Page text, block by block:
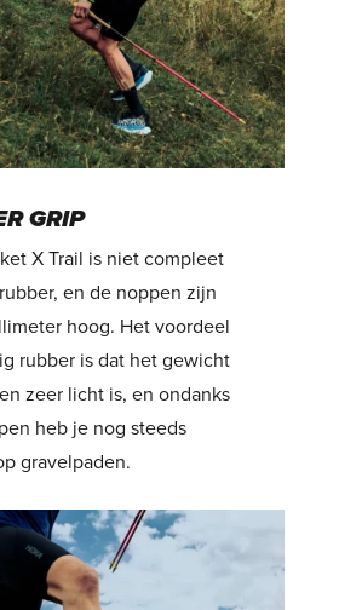
GRIP
X Trail is niet compleet
en de noppen zijn
hoog. Het voordeel
rubber is dat het gewicht
zeer licht is, en ondanks
heb je nog steeds
gravelpaden.